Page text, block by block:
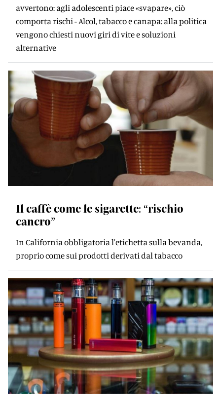
avvertono: agli adolescenti piace «svapare», ciò
comporta rischi - Alcol, tabacco e canapa: alla politica
vengono chiesti nuovi giri di vite e soluzioni
alternative
Il caffè come le sigarette: “rischio
cancro”
In California obbligatoria l'etichetta sulla bevanda,
proprio come sui prodotti derivati dal tabacco